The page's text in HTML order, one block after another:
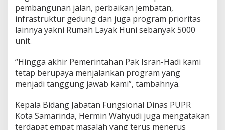
a
r
n
D
e
m
i
a
t
pembangunan jalan, perbaikan jembatan,
infrastruktur gedung dan juga program prioritas
lainnya yakni Rumah Layak Huni sebanyak 5000
unit.
“Hingga akhir Pemerintahan Pak Isran-Hadi kami
tetap berupaya menjalankan program yang
menjadi tanggung jawab kami”, tambahnya.
Kepala Bidang Jabatan Fungsional Dinas PUPR
Kota Samarinda, Hermin Wahyudi juga mengatakan
terdapat empat masalah yang terus menerus